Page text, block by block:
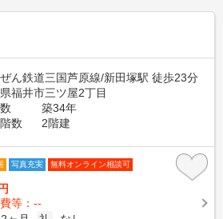
ん鉄道三国芦原線/新田塚駅 徒歩23分
福井市三ツ屋2丁目
築34年
数
2階建
写真充実 無料オンライン相談可
等：--